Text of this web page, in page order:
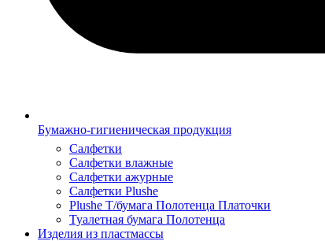
Бумажно-гигиеническая продукция
Салфетки
Салфетки влажные
Салфетки ажурные
Салфетки Plushe
Plushe Т/бумага Полотенца Платочки
Туалетная бумага Полотенца
Изделия из пластмассы